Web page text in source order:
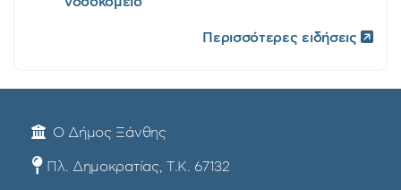
Περισσότερες ειδήσεις
Ο Δήμος Ξάνθης
Πλ. Δημοκρατίας, Τ.Κ. 67132